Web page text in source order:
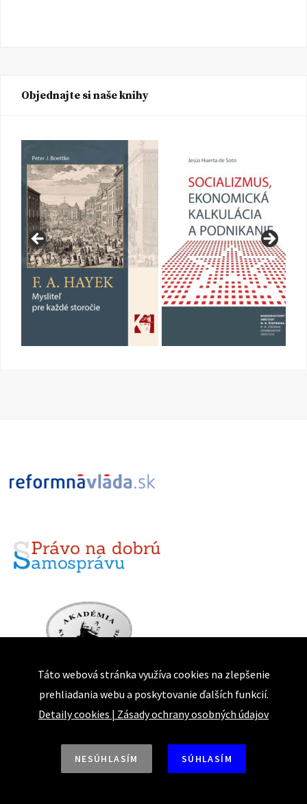
Objednajte si naše knihy
Táto webová stránka využíva cookies na zlepšenie
prehliadania webu a poskytovanie ďalších funkcií.
Detaily cookies | Zásady ochrany osobných údajov
NESÚHLASÍM SÚHLASÍM